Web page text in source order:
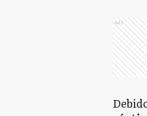
Ads